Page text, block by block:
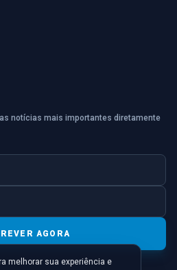
notícias mais importantes diretamente
AGORA
melhorar sua experiência e